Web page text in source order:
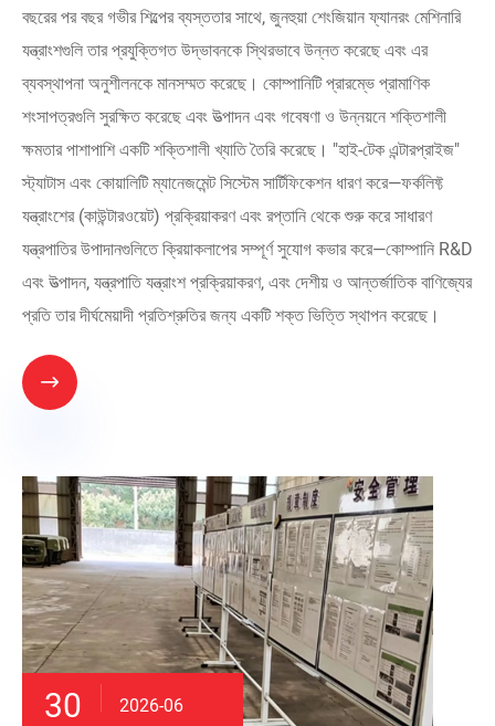
বছরের পর বছর গভীর শিল্পের ব্যস্ততার সাথে, জুনহুয়া শেংজিয়ান ফ্যানরং মেশিনারি
যন্ত্রাংশগুলি তার প্রযুক্তিগত উদ্ভাবনকে স্থিরভাবে উন্নত করেছে এবং এর
ব্যবস্থাপনা অনুশীলনকে মানসম্মত করেছে। কোম্পানিটি প্রারম্ভে প্রামাণিক
শংসাপত্রগুলি সুরক্ষিত করেছে এবং উত্পাদন এবং গবেষণা ও উন্নয়নে শক্তিশালী
ক্ষমতার পাশাপাশি একটি শক্তিশালী খ্যাতি তৈরি করেছে। "হাই-টেক এন্টারপ্রাইজ"
স্ট্যাটাস এবং কোয়ালিটি ম্যানেজমেন্ট সিস্টেম সার্টিফিকেশন ধারণ করে—ফর্কলিফ্ট
যন্ত্রাংশের (কাউন্টারওয়েট) প্রক্রিয়াকরণ এবং রপ্তানি থেকে শুরু করে সাধারণ
যন্ত্রপাতির উপাদানগুলিতে ক্রিয়াকলাপের সম্পূর্ণ সুযোগ কভার করে—কোম্পানি R&D
এবং উত্পাদন, যন্ত্রপাতি যন্ত্রাংশ প্রক্রিয়াকরণ, এবং দেশীয় ও আন্তর্জাতিক বাণিজ্যের
প্রতি তার দীর্ঘমেয়াদী প্রতিশ্রুতির জন্য একটি শক্ত ভিত্তি স্থাপন করেছে।

30 2026-06